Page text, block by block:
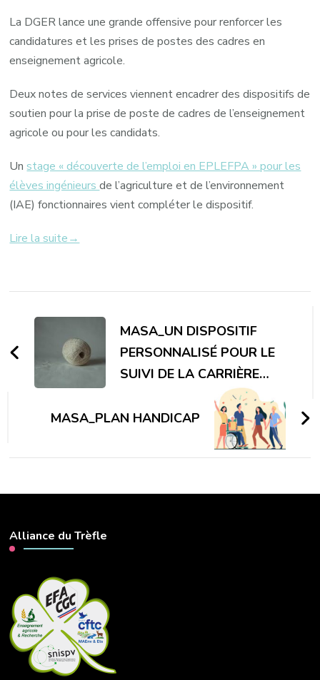
La DGER lance une grande offensive pour renforcer les
candidatures et les prises de postes des cadres en
enseignement agricole.
Deux notes de services viennent encadrer des dispositifs de
soutien pour la prise de poste de cadres de l’enseignement
agricole ou pour les candidats.
Unstage « découverte de l’emploi en EPLEFPA » pour les
élèves ingénieursde l’agriculture et de l’environnement
(IAE) fonctionnaires vient compléter le dispositif.
Lire la suite→
d'article
MASA_UN DISPOSITIF
PERSONNALISÉ POUR LE
SUIVI DE LA CARRIÈRE…
MASA_PLAN HANDICAP
Alliance du Trèfle